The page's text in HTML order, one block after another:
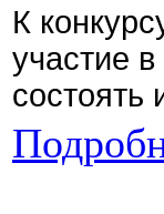
К
участие
состоять